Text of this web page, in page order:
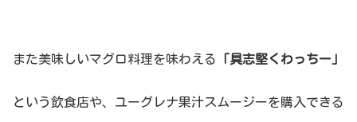
また美味しいマグロ料理を味わえる 「具志堅くわっちー」
という飲食店や、ユーグレナ果汁スムージーを購入できる